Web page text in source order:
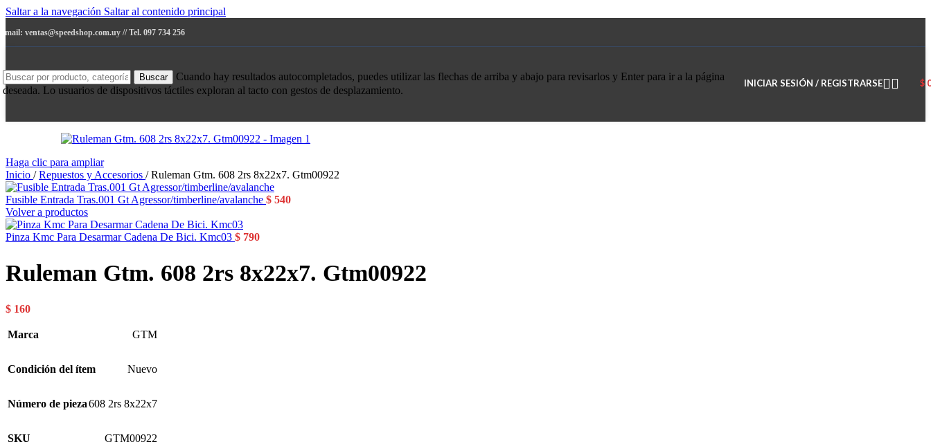
Saltar a la navegación Saltar al contenido principal
mail: ventas@speedshop.com.uy // Tel. 097 734 256
Buscar
Cuando hay resultados autocompletados, puedes utilizar las flechas de arriba y abajo para revisarlos y Enter para ir a la página
deseada. Lo usuarios de dispositivos táctiles exploran al tacto con gestos de desplazamiento.
INICIAR SESIÓN / REGISTRARSE $
Haga clic para ampliar
Inicio / Repuestos y Accesorios / Ruleman Gtm. 608 2rs 8x22x7. Gtm00922
Fusible Entrada Tras.001 Gt Agressor/timberline/avalanche $ 540
Volver a productos
Pinza Kmc Para Desarmar Cadena De Bici. Kmc03 $ 790
Ruleman Gtm. 608 2rs 8x22x7. Gtm00922
$ 160
Marca GTM
Condición del ítem Nuevo
Número de pieza608 2rs 8x22x7
SKU GTM00922